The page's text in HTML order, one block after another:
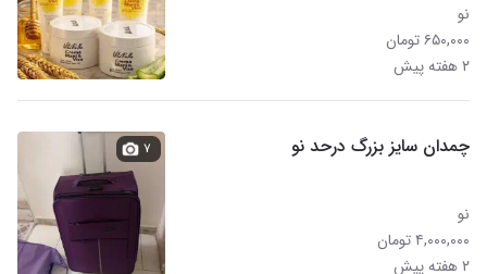
نو
۶۵۰,۰۰۰ تومان
۲ هفته پیش
چمدان سایز بزرگ درحد نو
نو
۴,۰۰۰,۰۰۰ تومان
۲ هفته پیش
۷